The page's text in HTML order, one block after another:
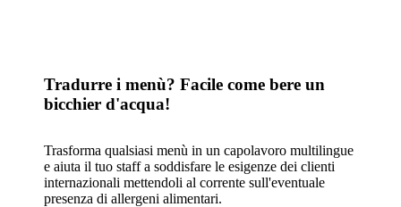
Tradurre i menù? Facile come bere un
bicchier d'acqua!
Trasforma qualsiasi menù in un capolavoro multilingue
e aiuta il tuo staff a soddisfare le esigenze dei clienti
internazionali mettendoli al corrente sull'eventuale
presenza di allergeni alimentari.